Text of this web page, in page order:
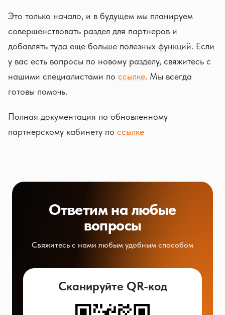
Это только начало, и в будущем мы планируем
совершенствовать раздел для партнеров и
добавлять туда еще больше полезных функций. Если
у вас есть вопросы по новому разделу, свяжитесь с
нашими специалистами по ссылке. Мы всегда
готовы помочь.
Полная документация по обновленному
партнерскому кабинету по ссылке
Ответим на любые
вопросы
Свяжитесь с нами любым удобным способом
Сканируйте QR-код